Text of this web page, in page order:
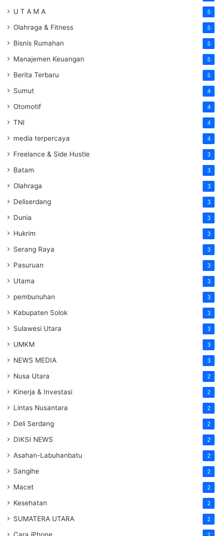
U T A M A 5
Olahraga & Fitness 5
Bisnis Rumahan 5
Manajemen Keuangan 5
Berita Terbaru 5
Sumut 4
Otomotif 4
TNI 4
media terpercaya 4
Freelance & Side Hustle 3
Batam 3
Olahraga 3
Deliserdang 3
Dunia 3
Hukrim 3
Serang Raya 3
Pasuruan 3
Utama 3
pembunuhan 3
Kabupaten Solok 3
Sulawesi Utara 3
UMKM 3
NEWS MEDIA 3
Nusa Utara 2
Kinerja & Investasi 2
Lintas Nusantara 2
Deli Serdang 2
DIKSI NEWS 2
Asahan-Labuhanbatu 2
Sangihe 2
Macet 2
Kesehatan 2
SUMATERA UTARA 2
Cara iPhone